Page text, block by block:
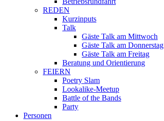
REDEN
Kurzinputs
Talk
Gäste Talk am Mittwoch
Gäste Talk am Donnerstag
Gäste Talk am Freitag
Beratung und Orientierung
FEIERN
Poetry Slam
Lookalike-Meetup
Battle of the Bands
Party
Personen